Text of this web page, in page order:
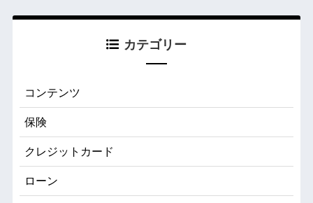
カテゴリー
コンテンツ
保険
クレジットカード
ローン